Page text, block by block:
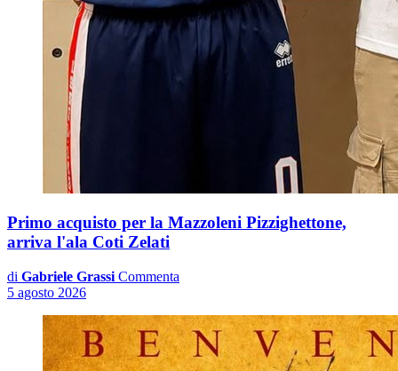
Primo acquisto per la Mazzoleni Pizzighettone,
arriva l'ala Coti Zelati
di Gabriele Grassi Commenta
5 agosto 2026